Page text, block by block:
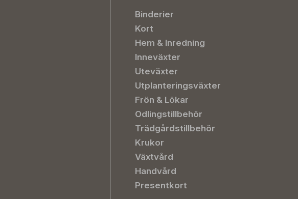
Binderier
Kort
Hem & Inredning
Inneväxter
Uteväxter
Utplanteringsväxter
Frön & Lökar
Odlingstillbehör
Trädgårdstillbehör
Krukor
Växtvård
Handvård
Presentkort